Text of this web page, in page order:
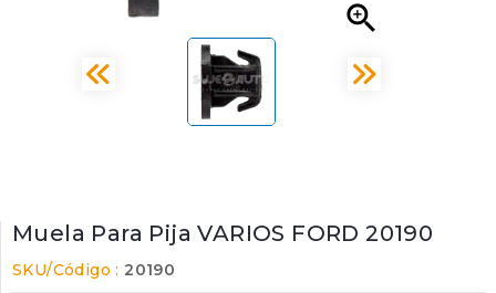

Muela Para Pija VARIOS FORD 20190
SKU/Código : 20190